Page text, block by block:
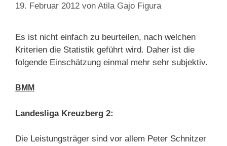
19. Februar 2012 von Atila Gajo Figura
Es ist nicht einfach zu beurteilen, nach welchen
Kriterien die Statistik geführt wird. Daher ist die
folgende Einschätzung einmal mehr sehr subjektiv.
BMM
Landesliga Kreuzberg 2:
Die Leistungsträger sind vor allem Peter Schnitzer